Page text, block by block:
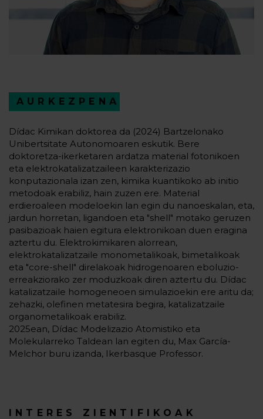
AURKEZPENA
Dídac Kimikan doktorea da (2024) Bartzelonako
Unibertsitate Autonomoaren eskutik. Bere
doktoretza-ikerketaren ardatza material fotonikoen
eta elektrokatalizatzaileen karakterizazio
konputazionala izan zen, kimika kuantikoko ab initio
metodoak erabiliz, hain zuzen ere. Material
erdieroaleen modeloekin lan egin du nanoeskalan, eta,
jardun horretan, ligandoen eta "shell" motako geruzen
pasibazioak haien egitura elektronikoan duen eragina
aztertu du. Elektrokimikaren alorrean,
elektrokatalizatzaile monometalikoak, bimetalikoak
eta "core-shell" direlakoak hidrogenoaren eboluzio-
erreakziorako zer moduzkoak diren aztertu du. Dídac
katalizatzaile homogeneoen simulazioekin ere aritu da;
zehazki, olefinen metatesira begira, katalizatzaile
organometalikoak erabiliz.
2025ean, Dídac Modelizazio Atomistiko eta
Molekularreko Taldean lan egiten du, Max García-
Melchor buru izanda, Ikerbasque Professor.
INTERES ZIENTIFIKOAK